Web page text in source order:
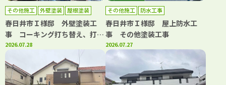
その他施工 外壁塗装 屋根塗装
春日井市Ｉ様邸 外壁塗装工
事 コーキング打ち替え、打ち
増し工事 屋根塗装工事 トッ
2026.07.28
その他施工 防水工事
春日井市Ｉ様邸 屋上防水工
事 その他塗装工事
2026.07.27